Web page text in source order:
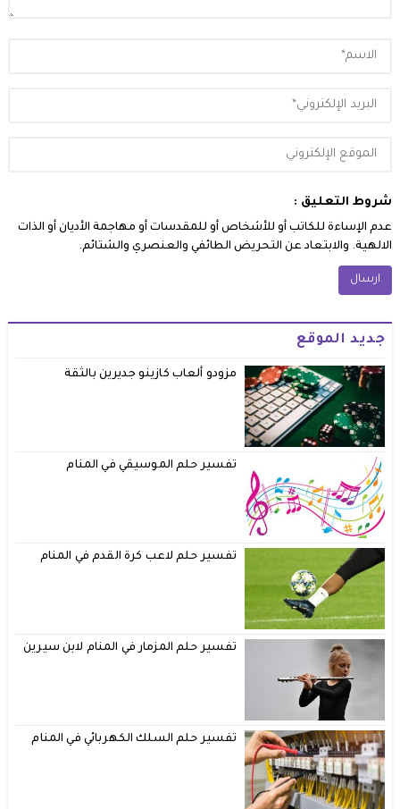
شروط التعليق :
عدم الإساءة للكاتب أو للأشخاص أو للمقدسات أو مهاجمة الأديان أو الذات
الالهية. والابتعاد عن التحريض الطائفي والعنصري والشتائم.
جديد الموقع
مزودو ألعاب كازينو جديرين بالثقة
تفسير حلم الموسيقي في المنام
تفسير حلم لاعب كرة القدم في المنام
تفسير حلم المزمار في المنام لابن سيرين
تفسير حلم السلك الكهربائي في المنام